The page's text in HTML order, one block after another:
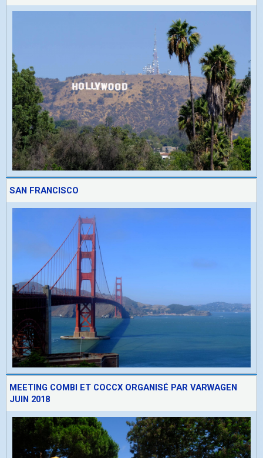
SAN FRANCISCO
MEETING COMBI ET COCCX ORGANISÉ PAR VARWAGEN
JUIN 2018